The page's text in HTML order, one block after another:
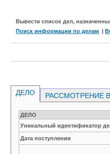
Вывести список дел,
Поиск информации по делам |
ДЕЛО РАССМОТРЕНИЕ
ДЕЛО
Уникальный идентификатор
Дата поступления